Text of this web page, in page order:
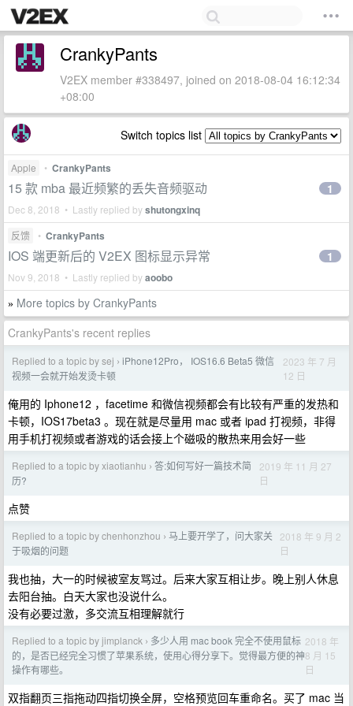
CrankyPants
V2EX member #338497, joined on 2018-08-04 16:12:34
+08:00
Switch topics list
Apple • CrankyPants
15 款 mba 最近频繁的丢失音频驱动
Dec 8, 2018 • Lastly replied byshutongxinq
1
反馈 • CrankyPants
IOS 端更新后的 V2EX 图标显示异常
Nov 9, 2018 • Lastly replied byaoobo
1
» More topics by CrankyPants
CrankyPants's recent replies
Replied to a topic by sej › iPhone12Pro， IOS16.6 Beta5 微信
视频一会就开始发烫卡顿
2023 年 7 月
12 日
俺用的 Iphone12 ，facetime 和微信视频都会有比较有严重的发热和
卡顿，IOS17beta3 。现在就是尽量用 mac 或者 ipad 打视频，非得
用手机打视频或者游戏的话会接上个磁吸的散热来用会好一些
Replied to a topic by xiaotianhu › 答:如何写好一篇技术简
历?
2019 年 11 月 27
日
点赞
Replied to a topic by chenhonzhou › 马上要开学了，问大家关
于吸烟的问题
2018 年 9 月 2
日
我也抽，大一的时候被室友骂过。后来大家互相让步。晚上别人休息
去阳台抽。白天大家也没说什么。
没有必要过激，多交流互相理解就行
Replied to a topic by jimplanck › 多少人用 mac book 完全不使用鼠标
的，是否已经完全习惯了苹果系统，使用心得分享下。觉得最方便的神
操作有哪些。
2018 年
8 月 15
日
双指翻页三指拖动四指切换全屏，空格预览回车重命名。买了 mac 当